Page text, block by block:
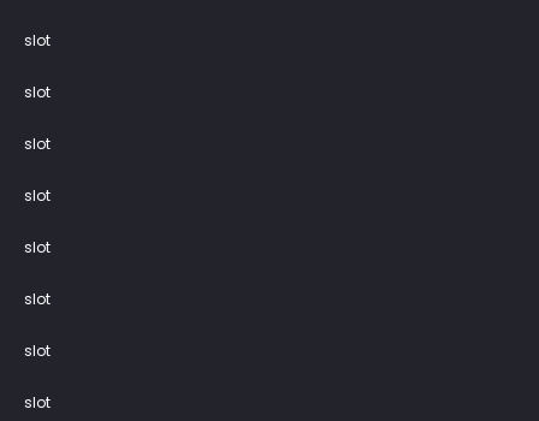
slot
slot
slot
slot
slot
slot
slot
slot